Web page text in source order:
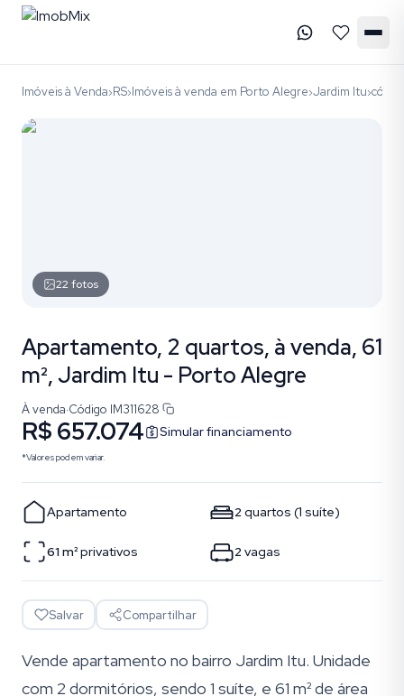
Imóveis à Venda›RS›Imóveis à venda em Porto Alegre›Jardim Itu›
22 fotos
Apartamento, 2 quartos, à venda, 61
m², Jardim Itu - Porto Alegre
À venda·Código IM311628
R$ 657.074 Simular financiamento
*Valores podem variar.
Apartamento 2 quartos (1 suíte)
61 m²privativos 2 vagas
Salvar Compartilhar
Vende apartamento no bairro Jardim Itu. Unidade
com 2 dormitórios, sendo 1 suíte, e 61 m² de área